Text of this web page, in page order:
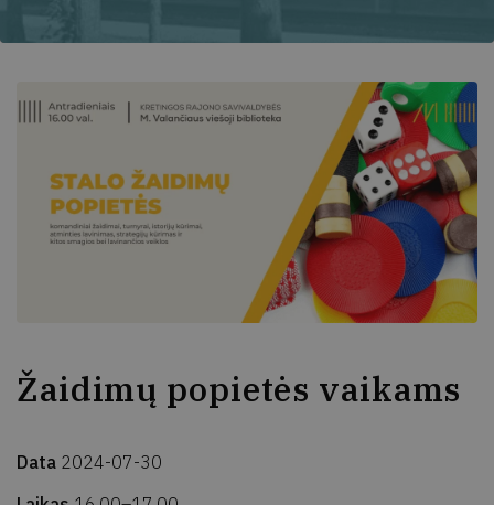
Žaidimų popietės vaikams
Data 2024-07-30